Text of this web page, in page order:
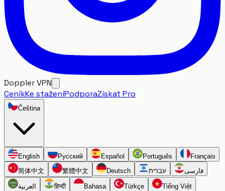
Doppler VPN
CeníkKe staženíPodporaZískat Pro
Čeština
English Русский Español Português
Français
简体中文
繁體中文 Deutsch עברית فارسی
العربية हिन्दी Bahasa Türkçe
Tiếng Việt